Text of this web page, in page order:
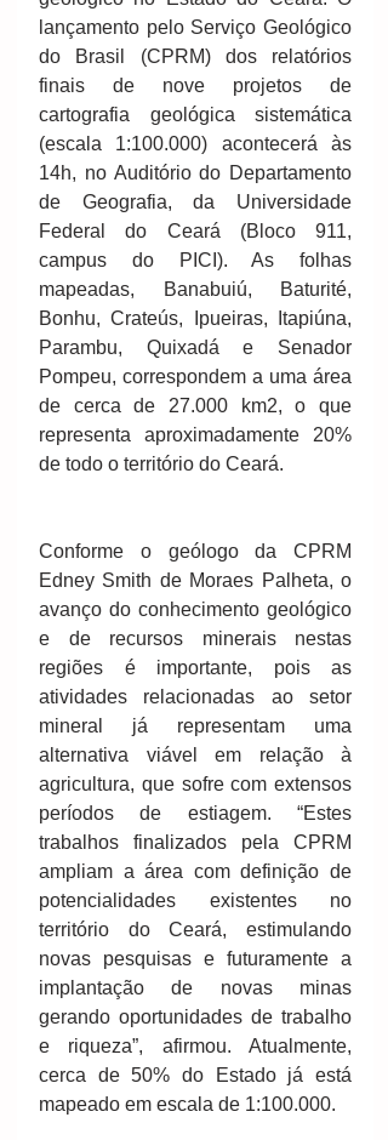
lançamento pelo Serviço Geológico
do Brasil (CPRM) dos relatórios
finais de nove projetos de
cartografia geológica sistemática
(escala 1:100.000) acontecerá às
14h, no Auditório do Departamento
de Geografia, da Universidade
Federal do Ceará (Bloco 911,
campus do PICI). As folhas
mapeadas, Banabuiú, Baturité,
Bonhu, Crateús, Ipueiras, Itapiúna,
Parambu, Quixadá e Senador
Pompeu, correspondem a uma área
de cerca de 27.000 km2, o que
representa aproximadamente 20%
de todo o território do Ceará.
Conforme o geólogo da CPRM
Edney Smith de Moraes Palheta, o
avanço do conhecimento geológico
e de recursos minerais nestas
regiões é importante, pois as
atividades relacionadas ao setor
mineral já representam uma
alternativa viável em relação à
agricultura, que sofre com extensos
períodos de estiagem. “Estes
trabalhos finalizados pela CPRM
ampliam a área com definição de
potencialidades existentes no
território do Ceará, estimulando
novas pesquisas e futuramente a
implantação de novas minas
gerando oportunidades de trabalho
e riqueza”, afirmou. Atualmente,
cerca de 50% do Estado já está
mapeado em escala de 1:100.000.